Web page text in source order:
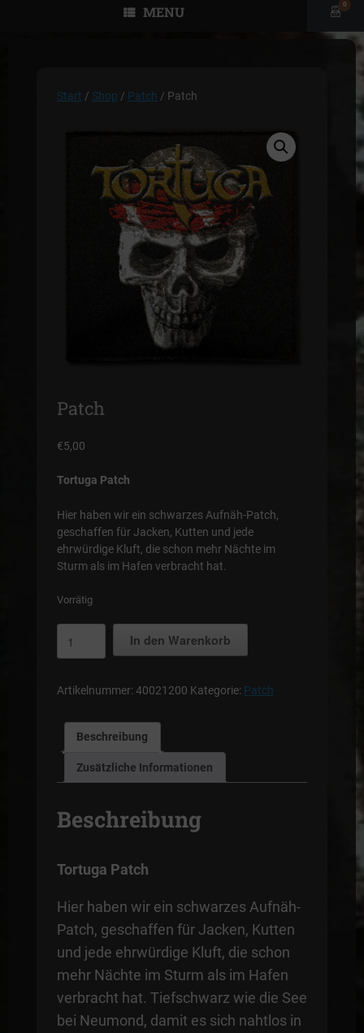
MENU
View
cart
0
Start / Shop / Patch / Patch
Patch
€5,00
Tortuga Patch
Hier haben wir ein schwarzes Aufnäh-Patch,
geschaffen für Jacken, Kutten und jede
ehrwürdige Kluft, die schon mehr Nächte im
Sturm als im Hafen verbracht hat.
Vorrätig
Menge
In den Warenkorb
Artikelnummer: 40021200 Kategorie: Patch
Beschreibung
Zusätzliche Informationen
Beschreibung
Tortuga Patch
Hier haben wir ein schwarzes Aufnäh-
Patch, geschaffen für Jacken, Kutten
und jede ehrwürdige Kluft, die schon
mehr Nächte im Sturm als im Hafen
verbracht hat. Tiefschwarz wie die See
bei Neumond, damit es sich nahtlos in